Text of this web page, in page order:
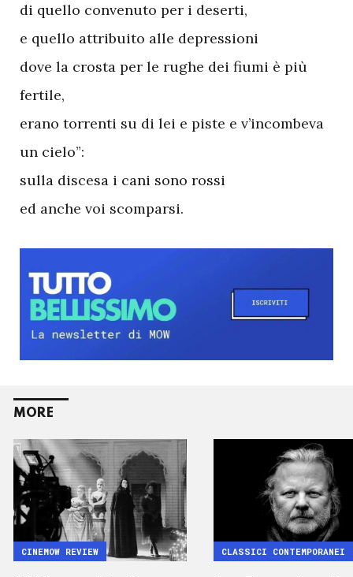
di quello convenuto per i deserti,
e quello attribuito alle depressioni
dove la crosta per le rughe dei fiumi è più
fertile,
erano torrenti su di lei e piste e v’incombeva
un cielo”:
sulla discesa i cani sono rossi
ed anche voi scomparsi.
MORE
CINEMOW REVIEW CLASSICI CONTEMPORANEI